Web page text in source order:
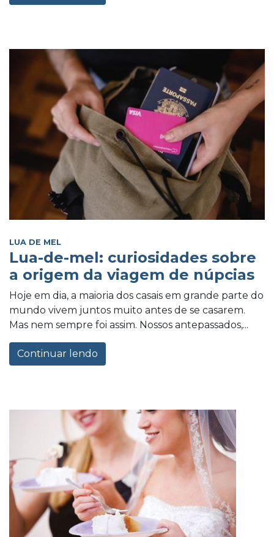
LUA DE MEL
Lua-de-mel: curiosidades sobre
a origem da viagem de núpcias
Hoje em dia, a maioria dos casais em grande parte do
mundo vivem juntos muito antes de se casarem.
Mas nem sempre foi assim. Nossos antepassados,...
Continuar lendo